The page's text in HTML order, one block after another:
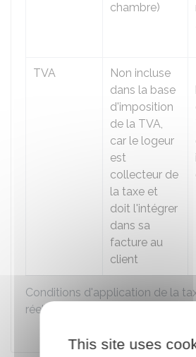
Conditions d'application de la
réel ou au forfait
chambre)
TVA
Non incluse
dans la base
d'imposition
de la TVA,
car le logeur
est
collecteur de
la taxe et
doit l'intégrer
dans sa
facture au
client
This site uses